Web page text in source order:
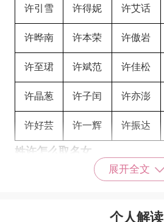
许引雪 许得妮 许艾话
许晔南 许本荣 许傲岩
许至珺 许斌范 许佳松
许晶葱 许子闰 许亦澎
许好芸 许一辉 许振达
姓许怎么取名女
许珏钏 许琭雨
展开全文
个人解读